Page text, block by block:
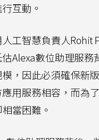
互動。
工智慧負責人Rohit
Alexa數位助理服務
，因此必須確保新
用服務相容，而為
當困難。